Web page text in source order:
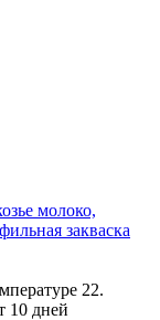
молоко,
закваска
22.
10 дней